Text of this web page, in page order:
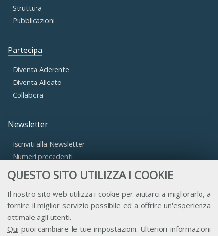
QUESTO SITO UTILIZZA I COOKIE
Il nostro sito web utilizza i cookie per aiutarci a migliorarlo, a
fornire il miglior servizio possibile ed a offrire un'esperienza
ottimale agli utenti.
Qui puoi cambiare le tue impostazioni. Ulteriori informazioni
Struttura
Pubblicazioni
Partecipa
Diventa Aderente
Diventa Alleato
Collabora
Newsletter
Iscriviti alla Newsletter
Numeri precedenti
Accesso Aderenti
Accesso Consulta
Accesso Team